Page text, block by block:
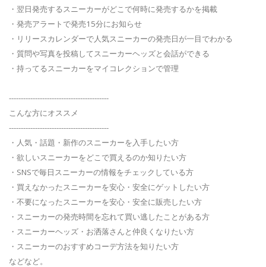
・翌日発売するスニーカーがどこで何時に発売するかを掲載
・発売アラートで発売15分にお知らせ
・リリースカレンダーで人気スニーカーの発売日が一目でわかる
・質問や写真を投稿してスニーカーヘッズと会話ができる
・持ってるスニーカーをマイコレクションで管理
------------------------------------------
こんな方にオススメ
------------------------------------------
・人気・話題・新作のスニーカーを入手したい方
・欲しいスニーカーをどこで買えるのか知りたい方
・SNSで毎日スニーカーの情報をチェックしている方
・買えなかったスニーカーを安心・安全にゲットしたい方
・不要になったスニーカーを安心・安全に販売したい方
・スニーカーの発売時間を忘れて買い逃したことがある方
・スニーカーヘッズ・お洒落さんと仲良くなりたい方
・スニーカーのおすすめコーデ方法を知りたい方
などなど。